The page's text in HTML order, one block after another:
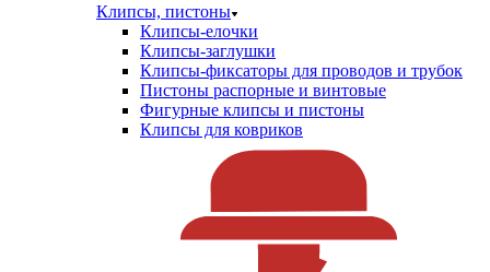
Клипсы, пистоны
Клипсы-елочки
Клипсы-заглушки
Клипсы-фиксаторы для проводов и трубок
Пистоны распорные и винтовые
Фигурные клипсы и пистоны
Клипсы для ковриков